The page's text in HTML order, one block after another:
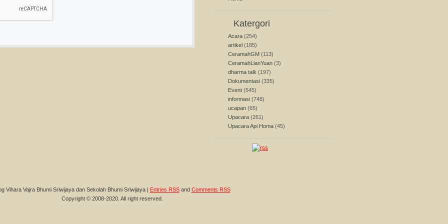
Katergori
Acara (254)
artikel (185)
CeramahGM (113)
CeramahLianYuan (3)
dharma talk (197)
Dokumentasi (335)
Event (545)
informasi (748)
ucapan (65)
Upacara (261)
Upacara Api Homa (45)
Vihara Vajra Bhumi Sriwijaya dan Sekolah Bhumi Sriwijaya | Entries RSSand Comments RSS
Copyright © 2008-2020. All right reserved.